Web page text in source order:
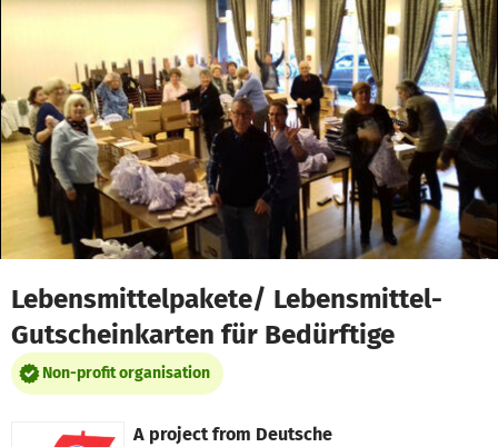
Skip to main content
Show accessibility statement
Lebensmittelpakete/ Lebensmittel-
Gutscheinkarten für Bedürftige
Non-profit organisation
A project from Deutsche